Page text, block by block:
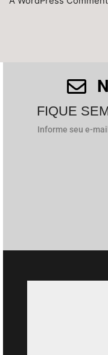
FIQUE
Informe seu e-